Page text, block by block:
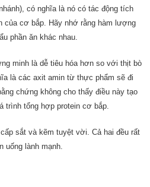
có nghĩa là nó có tác động tích
cơ bắp. Hãy nhớ rằng hàm lượng
phần ăn khác nhau.
minh là dễ tiêu hóa hơn so với thịt bò
là các axit amin từ thực phẩm sẽ đi
chứng không cho thấy điều này tạo
trình tổng hợp protein cơ bắp.
sắt và kẽm tuyệt vời. Cả hai đều rất
uống lành mạnh.